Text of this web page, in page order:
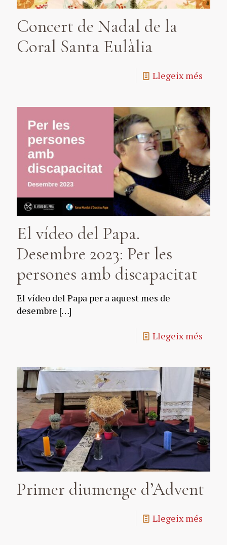
Concert de Nadal de la
Coral Santa Eulàlia
Llegeix més
El vídeo del Papa.
Desembre 2023: Per les
persones amb discapacitat
El vídeo del Papa per a aquest mes de
desembre […]
Llegeix més
Primer diumenge d’Advent
Llegeix més